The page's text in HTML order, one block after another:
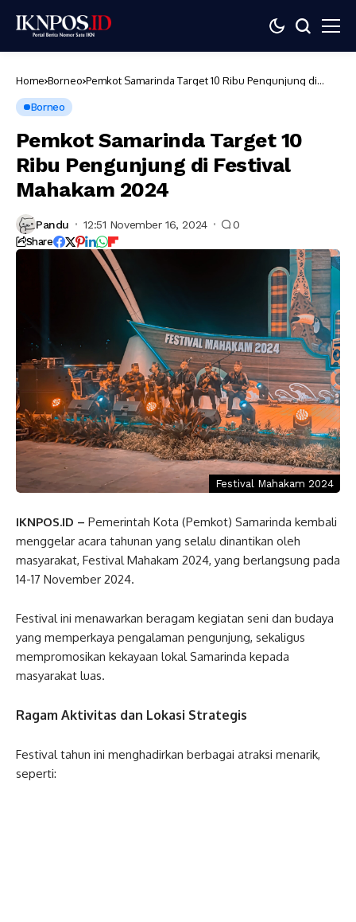
Home Borneo Pemkot Samarinda Target 10 Ribu Pengunjung di
Borneo
Pemkot Samarinda Target 10
Ribu Pengunjung di Festival
Mahakam 2024
Pandu 12:51 November 16, 2024 0
Share
Festival Mahakam 2024
IKNPOS.ID – Pemerintah Kota (Pemkot) Samarinda kembali
menggelar acara tahunan yang selalu dinantikan oleh
masyarakat, Festival Mahakam 2024, yang berlangsung pada
14-17 November 2024.
Festival ini menawarkan beragam kegiatan seni dan budaya
yang memperkaya pengalaman pengunjung, sekaligus
mempromosikan kekayaan lokal Samarinda kepada
masyarakat luas.
Ragam Aktivitas dan Lokasi Strategis
Festival tahun ini menghadirkan berbagai atraksi menarik,
seperti: